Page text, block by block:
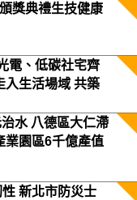
獎典禮生技健康
電、低碳社宅齊
入生活場域 共築
水 八德區大仁滯
業園區6千億產值
新北市防災士